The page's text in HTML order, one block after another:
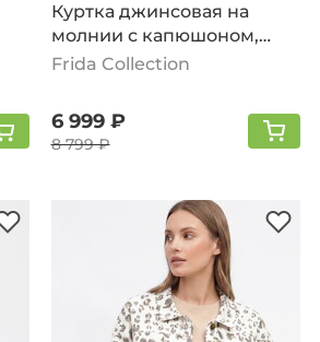
Куртка джинсовая на
молнии с капюшоном,
темно-синий
Frida Collection
6 999 ₽
8 799 ₽